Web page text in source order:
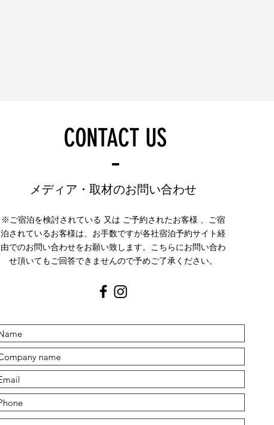
CONTACT US
メディア・取材のお問い合わせ
​※ご宿泊を検討されている 又は ご予約されたお客様 、ご宿
泊されているお客様は、お手数ですが各社宿泊予約サイト経
由でのお問い合わせをお願い致します。こちらにお問い合わ
せ頂いてもご回答できませんので予めご了承ください。